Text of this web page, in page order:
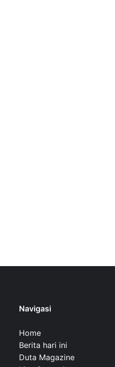
Navigasi
Home
Berita hari ini
Duta Magazine